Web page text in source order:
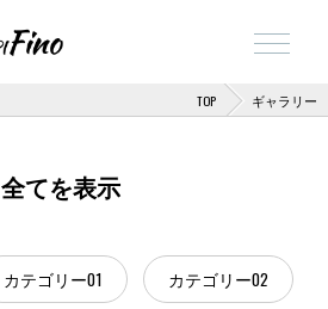
TOP ギャラリー
全てを表示
カテゴリー01 カテゴリー02